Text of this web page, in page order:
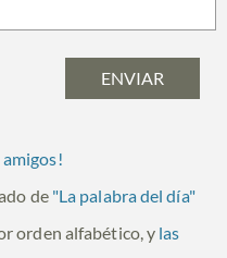
amigos!
de "La palabra del día"
orden alfabético, y las